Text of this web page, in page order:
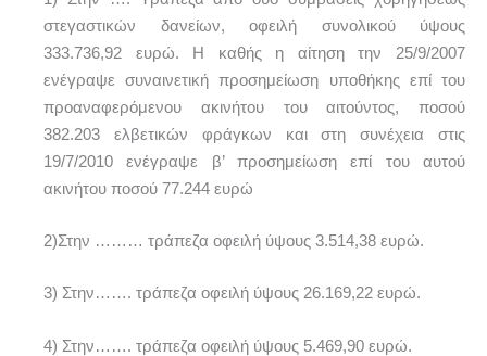
στεγαστικών δανείων, οφειλή συνολικού ύψους
333.736,92 ευρώ. Η καθής η αίτηση την 25/9/2007
ενέγραψε συναινετική προσημείωση υποθήκης επί του
προαναφερόμενου ακινήτου του αιτούντος, ποσού
382.203 ελβετικών φράγκων και στη συνέχεια στις
19/7/2010 ενέγραψε β’ προσημείωση επί του αυτού
ακινήτου ποσού 77.244 ευρώ
2)Στην ……… τράπεζα οφειλή ύψους 3.514,38 ευρώ.
3) Στην……. τράπεζα οφειλή ύψους 26.169,22 ευρώ.
4) Στην……. τράπεζα οφειλή ύψους 5.469,90 ευρώ.